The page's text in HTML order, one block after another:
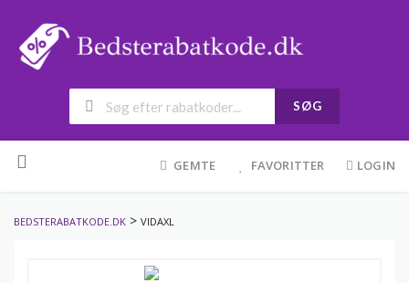
SØG
to
GEMTE FAVORITTER LOGIN
BEDSTERABATKODE.DK > VIDAXL